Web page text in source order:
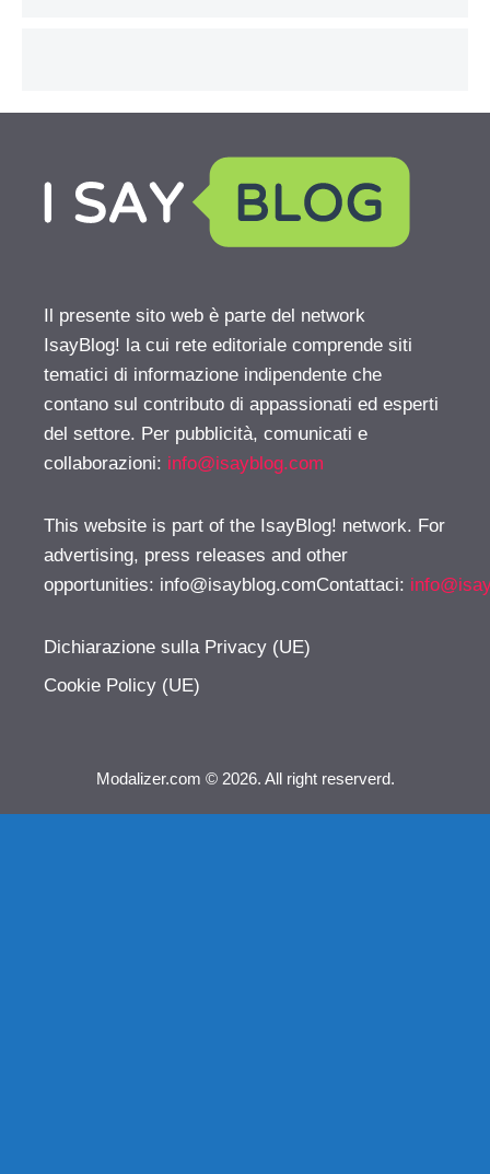
Il presente sito web è parte del network
IsayBlog! la cui rete editoriale comprende siti
tematici di informazione indipendente che
contano sul contributo di appassionati ed esperti
del settore. Per pubblicità, comunicati e
collaborazioni: info@isayblog.com
This website is part of the IsayBlog! network. For
advertising, press releases and other
opportunities: info@isayblog.comContattaci:
Dichiarazione sulla Privacy (UE)
Cookie Policy (UE)
Modalizer.com © 2026. All right reserverd.